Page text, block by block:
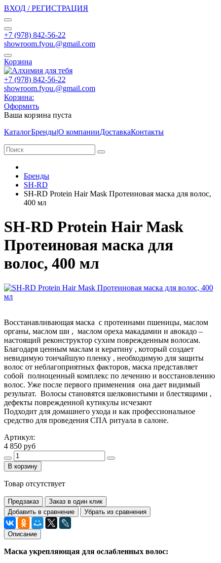
ВХОД / РЕГИСТРАЦИЯ
+7 (978) 842-56-22
showroom.fyou.@gmail.com
Корзина
+7 (978) 842-56-22
showroom.fyou.@gmail.com
Корзина:
Оформить
Ваша корзина пуста
КаталогБренды|О компанииДоставкаКонтакты
Бренды
SH-RD
SH-RD Protein Hair Mask Протеиновая маска для волос,
400 мл
SH-RD Protein Hair Mask
Протеиновая маска для
волос, 400 мл
Восстанавливающая маска с протеинами пшеницы, маслом
органы, маслом ши , маслом ореха макадамии и авокадо –
настоящий реконструктор сухим поврежденным волосам.
Благодаря ценным маслам и кератину , который создает
невидимую тончайшую пленку , необходимую для защиты
волос от неблагоприятных факторов, маска представляет
собой полноценный комплекс по лечению и восстановлению
волос. Уже после первого применения она дает видимый
результат. Волосы становятся шелковистыми и блестящими ,
дефекты поврежденной кутикулы исчезают
Подходит для домашнего ухода и как профессиональное
средство для проведения СПА ритуала в салоне.
Артикул:
4 850 руб
В корзину
Товар отсутствует
Предзаказ
Заказ в один клик
Добавить в сравнение
Убрать из сравнения
Описание
Маска укрепляющая для ослабленных волос: